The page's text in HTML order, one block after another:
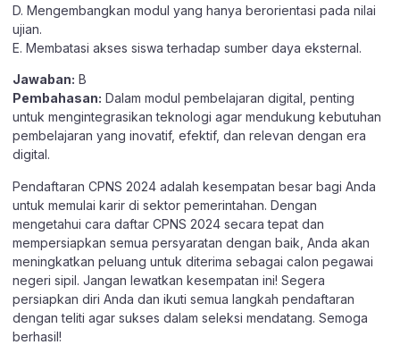
D. Mengembangkan modul yang hanya berorientasi pada nilai
ujian.
E. Membatasi akses siswa terhadap sumber daya eksternal.
Jawaban: B
Pembahasan: Dalam modul pembelajaran digital, penting
untuk mengintegrasikan teknologi agar mendukung kebutuhan
pembelajaran yang inovatif, efektif, dan relevan dengan era
digital.
Pendaftaran CPNS 2024 adalah kesempatan besar bagi Anda
untuk memulai karir di sektor pemerintahan. Dengan
mengetahui cara daftar CPNS 2024 secara tepat dan
mempersiapkan semua persyaratan dengan baik, Anda akan
meningkatkan peluang untuk diterima sebagai calon pegawai
negeri sipil. Jangan lewatkan kesempatan ini! Segera
persiapkan diri Anda dan ikuti semua langkah pendaftaran
dengan teliti agar sukses dalam seleksi mendatang. Semoga
berhasil!